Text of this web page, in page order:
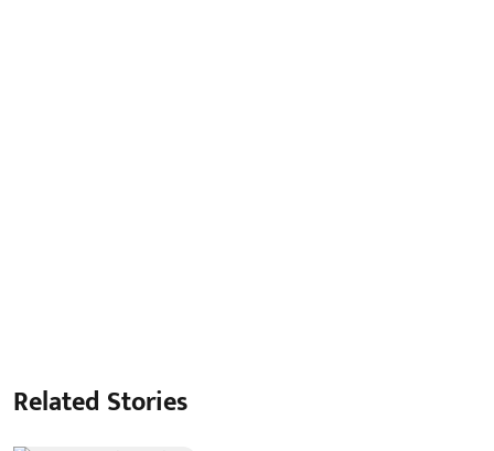
Related Stories